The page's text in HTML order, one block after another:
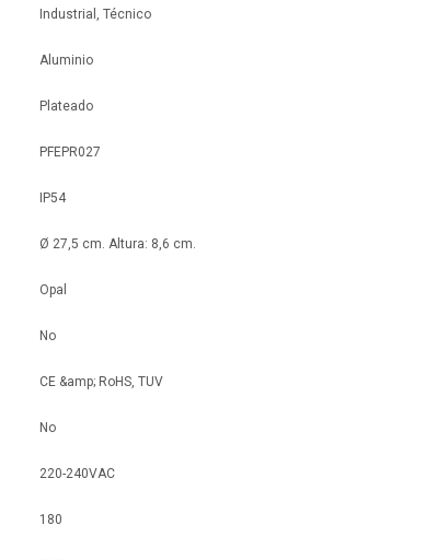
Industrial, Técnico
Aluminio
Plateado
PFEPR027
IP54
Ø 27,5 cm. Altura: 8,6 cm.
Opal
No
CE &amp; RoHS, TUV
No
220-240VAC
180